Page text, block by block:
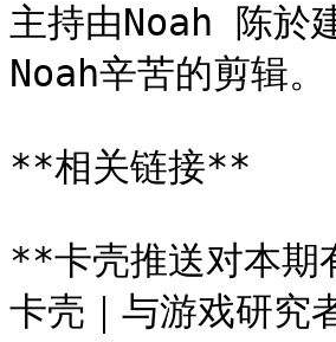
主持由Noah 陈於
Noah辛苦的剪辑。
**相关链接**
**卡壳推送对本
卡壳｜与游戏研究